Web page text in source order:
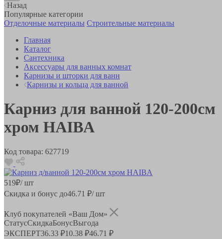
Назад
Популярные категории
Отделочные материалы Строительные материалы
Главная
Каталог
Сантехника
Аксессуары для ванных комнат
Карнизы и шторки для ванн
Карнизы и кольца для ванной
Карниз для ванной 120-200см
хром HAIBA
Код товара: 627719
519₽/ шт
Скидка и бонус до46.71 ₽/ шт
Клуб покупателей «Ваш Дом»
СтатусСкидкаБонусВыгода
ЭКСПЕРТ36.33 ₽10.38 ₽46.71 ₽